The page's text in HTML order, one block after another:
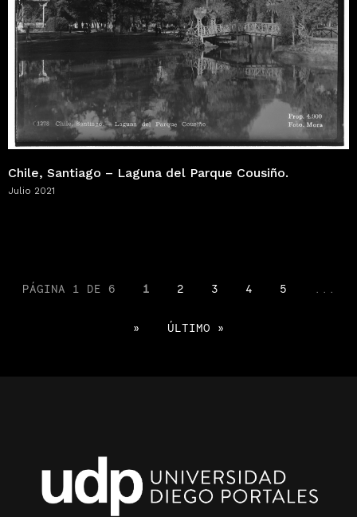
Chile, Santiago – Laguna del Parque Cousiño.
Julio 2021
PÁGINA 1 DE 6 1 2 3 4 5
» ÚLTIMO »